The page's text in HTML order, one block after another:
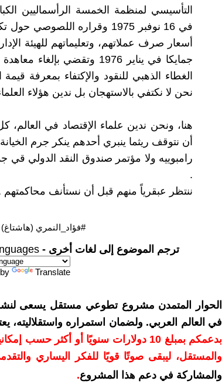
في 16 نوفبر 1975 وقراره
أسعار صرف عملاتهم، وتعليماتهم للهيئة
الغطاء الذهبي للنقود والإكتفاء بمعرفة
نحن لا نكتفي بالاستهجان بل ندين هؤلاء
هنا، ونحن ندين علماء الإقتصاد في العالم، كل
أن نتوقف ريثما ينبري أحدهم ينكر جرم
رامبوييه ولا مؤتمر صندوق النقد الدولي قي
.
ننتظر عبقرياً منهم قبل أن نستأنف محاكمتهم
#فؤاد_النمري (هاشتاغ)
ترجم الموضوع إلى لغات أخرى -
Translate
الحوار المتمدن مشروع تطوعي مستقل يسعى لنشر
في العالم العربي. ولضمان استمراره
بدعمكم بمبلغ 10 دولارات سنويًا أو أكثر
والمستقل، ليبقى صوتًا قويًا للفكر اليساري
والمشاركة في دعم هذا المشروع.